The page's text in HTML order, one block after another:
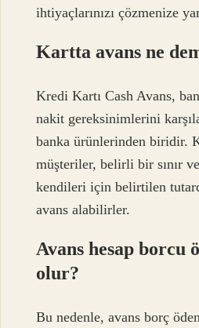
ihtiyaçlarınızı çözmenize
Kartta avans ne
Kredi Kartı Cash Avans,
nakit gereksinimlerini
banka ürünlerinden biridir.
müşteriler, belirli bir sınır
kendileri için belirtilen
avans alabilirler.
Avans hesap borcu
olur?
Bu nedenle, avans borç